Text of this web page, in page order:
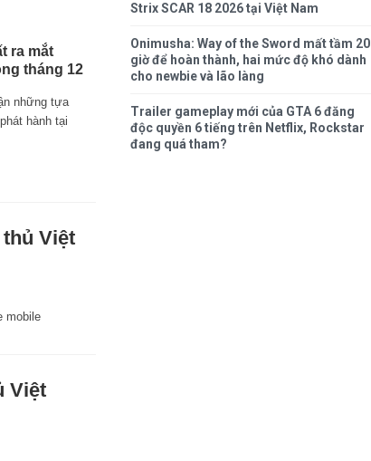
ra mắt
tháng 12
những tựa
hành tại
Việt
mobile
Việt
Strix SCAR 18 2026 tại Việt Nam
Onimusha: Way of the Sword mất tầm 20
giờ để hoàn thành, hai mức độ khó dành
cho newbie và lão làng
Trailer gameplay mới của GTA 6 đăng
độc quyền 6 tiếng trên Netflix, Rockstar
đang quá tham?